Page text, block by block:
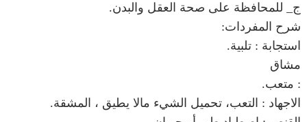
ج_ للمحافظة على صحة العقل والبدن.
شرح المفردات:
استجابة : تلبية.
مشاق
: متعب.
الاجهاد : التعب، تحميل الشيء مالا يطيق ، المشقة.